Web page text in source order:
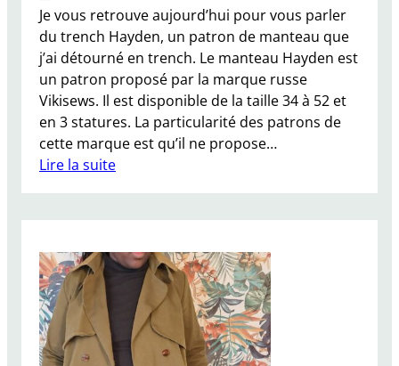
i
n
a
i
s
o
n
B
r
k
Je vous retrouve aujourd’hui pour vous parler
du trench Hayden, un patron de manteau que
j’ai détourné en trench. Le manteau Hayden est
un patron proposé par la marque russe
Vikisews. Il est disponible de la taille 34 à 52 et
en 3 statures. La particularité des patrons de
cette marque est qu’il ne propose…
Lire la suite
a